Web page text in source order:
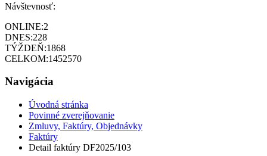
Návštevnosť:
ONLINE:2
DNES:228
TÝŽDEŇ:1868
CELKOM:1452570
Navigácia
Úvodná stránka
Povinné zverejňovanie
Zmluvy, Faktúry, Objednávky
Faktúry
Detail faktúry DF2025/103